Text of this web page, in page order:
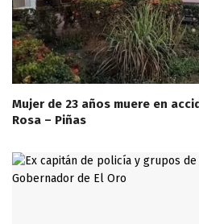
Mujer de 23 años muere en
Rosa – Piñas